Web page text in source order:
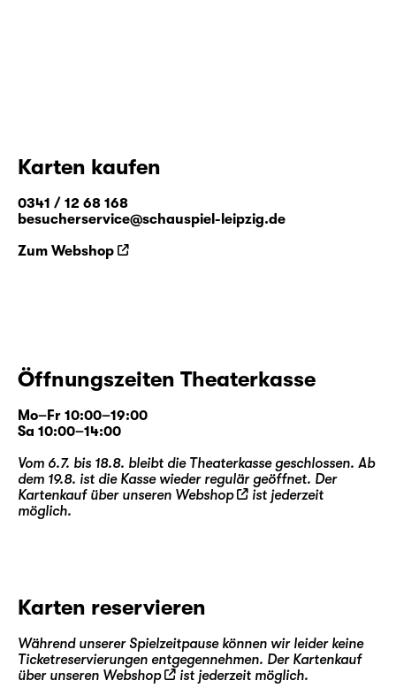
Karten kaufen
0341 / 12 68 168
besucherservice@schauspiel-leipzig.de
Zum Webshop
Öffnungszeiten Theaterkasse
Mo–Fr 10:00–19:00
Sa 10:00–14:00
Vom 6.7. bis 18.8. bleibt die Theaterkasse geschlossen. Ab
dem 19.8. ist die Kasse wieder regulär geöffnet. Der
Kartenkauf über unseren Webshop
ist jederzeit
möglich.
Karten reservieren
Während unserer Spielzeitpause können wir leider keine
Ticketreservierungen entgegennehmen. Der Kartenkauf
über unseren Webshop ist jederzeit möglich.